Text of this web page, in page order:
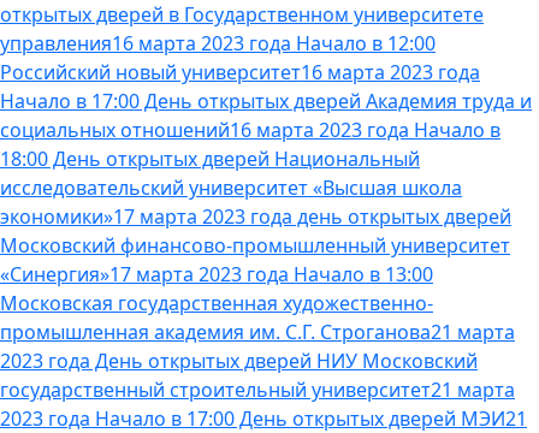
открытых дверей в Государственном университете
управления16 марта 2023 года Начало в 12:00
Российский новый университет16 марта 2023 года
Начало в 17:00 День открытых дверей Академия труда и
социальных отношений16 марта 2023 года Начало в
18:00 День открытых дверей Национальный
исследовательский университет «Высшая школа
экономики»17 марта 2023 года день открытых дверей
Московский финансово-промышленный университет
«Синергия»17 марта 2023 года Начало в 13:00
Московская государственная художественно-
промышленная академия им. С.Г. Строганова21 марта
2023 года День открытых дверей НИУ Московский
государственный строительный университет21 марта
2023 года Начало в 17:00 День открытых дверей МЭИ21